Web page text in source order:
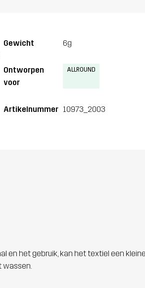
Gewicht 6g
Ontworpen
voor
ALLROUND
Artikelnummer 10973_2003
en het gebruik, kan het textiel een
wassen.